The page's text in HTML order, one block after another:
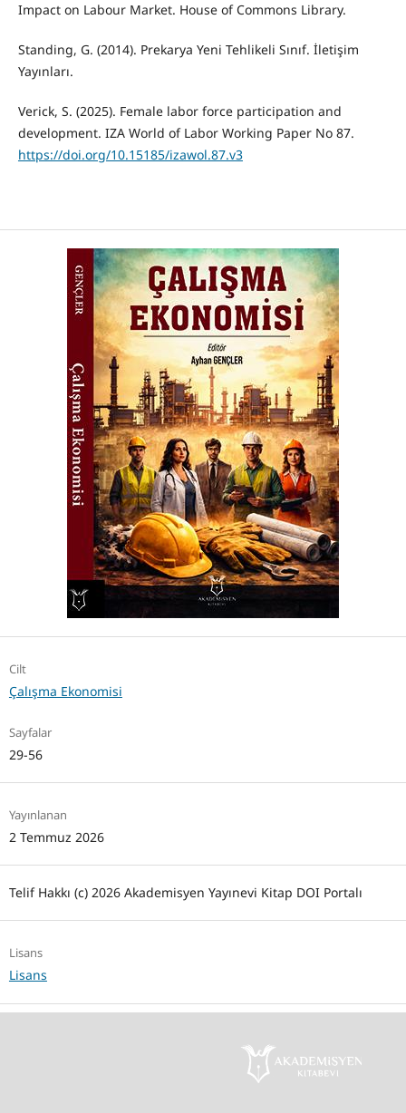
Impact on Labour Market. House of Commons Library.
Standing, G. (2014). Prekarya Yeni Tehlikeli Sınıf. İletişim
Yayınları.
Verick, S. (2025). Female labor force participation and
development. IZA World of Labor Working Paper No 87.
https://doi.org/10.15185/izawol.87.v3
Cilt
Çalışma Ekonomisi
Sayfalar
29-56
Yayınlanan
2 Temmuz 2026
Telif Hakkı (c) 2026 Akademisyen Yayınevi Kitap DOI Portalı
Lisans
Lisans